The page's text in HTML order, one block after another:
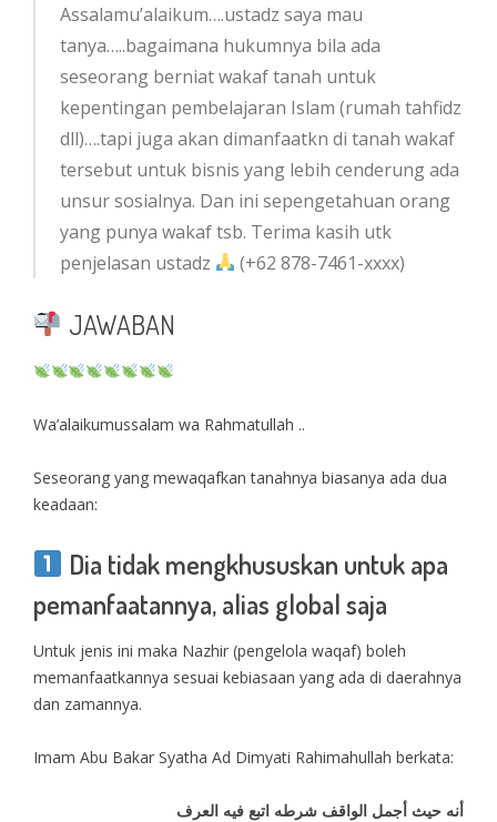
Assalamu’alaikum….ustadz saya mau
tanya…..bagaimana hukumnya bila ada
seseorang berniat wakaf tanah untuk
kepentingan pembelajaran Islam (rumah tahfidz
dll)….tapi juga akan dimanfaatkn di tanah wakaf
tersebut untuk bisnis yang lebih cenderung ada
unsur sosialnya. Dan ini sepengetahuan orang
yang punya wakaf tsb. Terima kasih utk
penjelasan ustadz
(+62 878-7461-xxxx)
JAWABAN
Wa’alaikumussalam wa Rahmatullah ..
Seseorang yang mewaqafkan tanahnya biasanya ada dua
keadaan:
Dia tidak mengkhususkan untuk apa
pemanfaatannya, alias global saja
Untuk jenis ini maka Nazhir (pengelola waqaf) boleh
memanfaatkannya sesuai kebiasaan yang ada di daerahnya
dan zamannya.
Imam Abu Bakar Syatha Ad Dimyati Rahimahullah berkata:
أنه حيث أجمل الواقف شرطه اتبع فيه العرف